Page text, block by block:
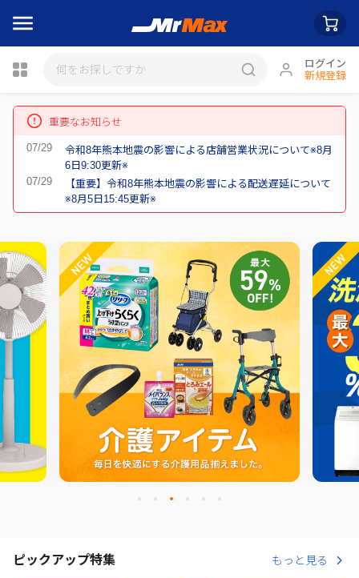
ログイン
新規登録
瓶詰
重要なお知らせ
令和8年熊本地震の影響による店舗営業状況について※8月
6日9:30更新※
【重要】令和8年熊本地震の影響による配送遅延について
※8月5日15:45更新※
ピックアップ特集 もっと見る